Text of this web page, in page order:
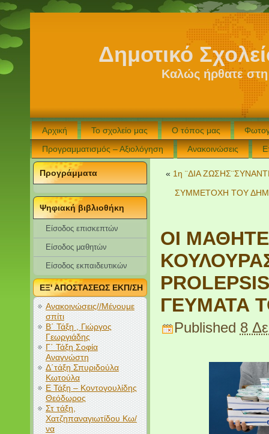
Δημοτικό
Καλώς ήρθατε
Αρχική Το σχολείο μας Ο τόπος μας
Προγραμματισμός – Αξιολόγηση
Ανακοινώσεις
Προγράμματα
Ψηφιακή βιβλιοθήκη
Είσοδος επισκεπτών
Eίσοδος μαθητών
Είσοδος εκπαιδευτικών
ΕΞ' ΑΠΟΣΤΑΣΕΩΣ ΕΚΠ/ΣΗ
Ανακοινώσεις//Μένουμε
σπίτι
Β΄ Τάξη , Γιώργος
Γεωργιάδης
Γ΄ Τάξη Σοφία
Αναγνώστη
Δ΄τάξη Σπυριδούλα
Κωτούλα
Ε Τάξη – Κοντογουλίδης
Θεόδωρος
Στ τάξη,
Χατζηπαναγιωτίδου Κω/
να
« 1η ¨ΔΙΑ
ΣΥΜΜΕΤΟΧΗ ΤΟΥ
ΟΙ
ΓΕΥΜΑΤΑ
Published 8